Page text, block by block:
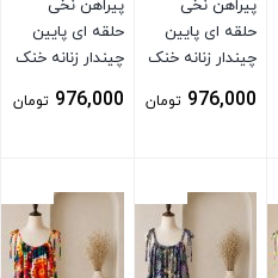
پیراهن نخی
حلقه ای پایین
چیندار زنانه خنک
(بدون آبرفت) زرد
976,000 تومان
پیراهن نخی
حلقه ای پایین
چیندار زنانه خنک
(بدون آبرفت)
976,000 تومان